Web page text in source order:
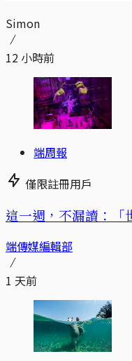
Simon
12 小時前
端周報
僅限註冊用戶
這一週，不漏讀：「
端傳媒編輯部
1 天前